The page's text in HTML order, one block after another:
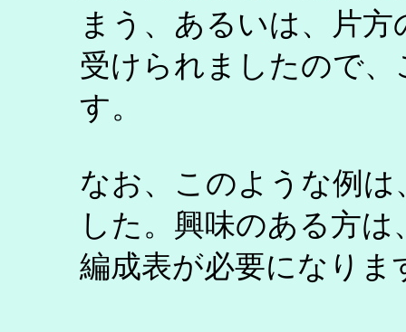
まう、あるいは、片
受けられましたので
す。
なお、このような例
した。興味のある方
編成表が必要になり